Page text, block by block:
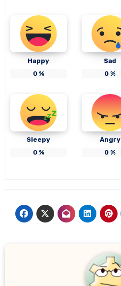
Happy
0%
Sad
0 %
Sleepy
0%
Angry
0 %